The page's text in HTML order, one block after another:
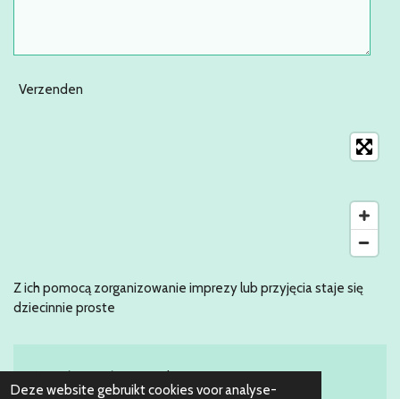
Deze website gebruikt cookies voor analyse-
Verzenden
Z ich pomocą zorganizowanie imprezy lub przyjęcia staje się
dziecinnie proste
© 2016 - 2026 Partyverhuur 070